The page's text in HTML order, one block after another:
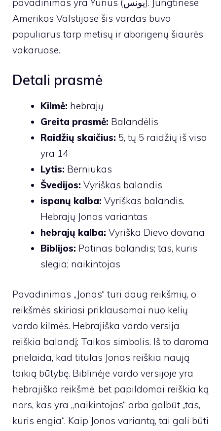
pavadinimas yra Yunus (یونس). Jungtinėse
Amerikos Valstijose šis vardas buvo
populiarus tarp metisų ir aborigenų šiaurės
vakaruose.
Detali prasmė
Kilmė: hebrajų
Greita prasmė: Balandėlis
Raidžių skaičius: 5, tų 5 raidžių iš viso
yra 14
Lytis: Berniukas
Švedijos: Vyriškas balandis
ispanų kalba: Vyriškas balandis.
Hebrajų Jonos variantas
hebrajų kalba: Vyriška Dievo dovana
Biblijos: Patinas balandis; tas, kuris
slegia; naikintojas
Pavadinimas „Jonas“ turi daug reikšmių, o
reikšmės skiriasi priklausomai nuo kelių
vardo kilmės. Hebrajiška vardo versija
reiškia balandį; Taikos simbolis. Iš to daroma
prielaida, kad titulas Jonas reiškia naują
taikią būtybę. Biblinėje vardo versijoje yra
hebrajiška reikšmė, bet papildomai reiškia ką
nors, kas yra „naikintojas“ arba galbūt „tas,
kuris engia“. Kaip Jonos variantą, tai gali būti